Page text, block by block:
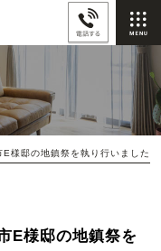
様邸の地鎮祭を執り行いました
E様邸の地鎮祭を